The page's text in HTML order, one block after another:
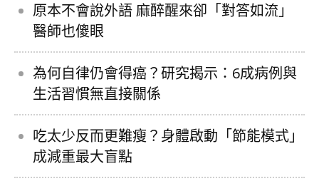
原本不會說外語 麻醉醒來卻「對答如流」
醫師也傻眼
為何自律仍會得癌？研究揭示：6成病例與
生活習慣無直接關係
吃太少反而更難瘦？身體啟動「節能模式」
成減重最大盲點